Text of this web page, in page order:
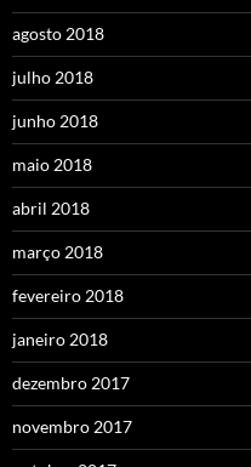
agosto 2018
julho 2018
junho 2018
maio 2018
abril 2018
março 2018
fevereiro 2018
janeiro 2018
dezembro 2017
novembro 2017